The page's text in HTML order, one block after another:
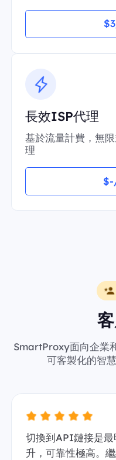
長效ISP代理
基於流量計費，無
理
SmartProxy面向企業
可客製化的智
切換到API鏈接是
升，可靠性極高。繼